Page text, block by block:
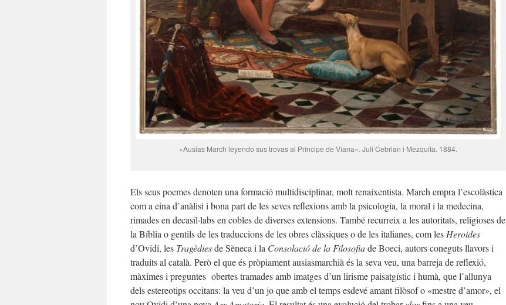
«Ausias March leyendo sus trovas al Príncipe de Viana». Juli Cebrian i Mezquita. 1884.
Els seus poemes denoten una formació multidisciplinar, molt renaixentista. March empra l’escolàstica
com a eina d’anàlisi i bona part de les seves reflexions amb la psicologia, la moral i la medecina,
rimades en decasíl·labs en cobles de diverses extensions. També recurreix a les autoritats, religioses de
la Bíblia o gentils de les traduccions de les obres clàssiques o de les italianes, com les Heroides
d’Ovidi, les Tragèdiesde Sèneca i la Consolació de la Filosofiade Boeci, autors coneguts llavors i
traduits al català. Però el que és pròpiament ausiasmarchià és la seva veu, una barreja de reflexió,
màximes i preguntes obertes tramades amb imatges d’un lirisme paisatgístic i humà, que l’allunya
dels estereotips occitans: la veu d’un jo que amb el temps esdevé amant filòsof o «mestre d’amor», el